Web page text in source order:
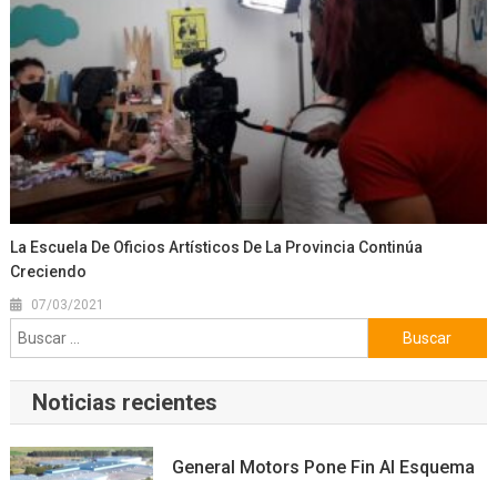
La Escuela De Oficios Artísticos De La Provincia Continúa
Creciendo
07/03/2021
Buscar:
Noticias recientes
General Motors Pone Fin Al Esquema